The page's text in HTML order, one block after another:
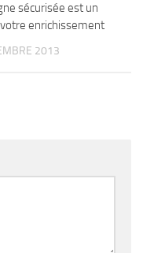
sécurisée est un
enrichissement
2013